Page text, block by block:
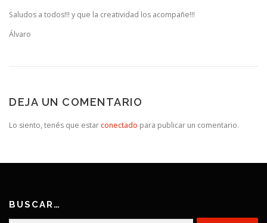
Saludos a todos!!! y que la creatividad los acompañe!!!
Álvaro
DEJA UN COMENTARIO
Lo siento, tenés que estar conectado para publicar un comentario.
BUSCAR…